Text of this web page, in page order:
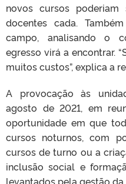
novos cursos
docentes cada.
campo, analisando o
egresso virá a encontrar.
muitos custos”, explica a
A provocação às
agosto de 2021, em
oportunidade em que
cursos noturnos, com
cursos de turno ou a
inclusão social e
levantados pela gestão da